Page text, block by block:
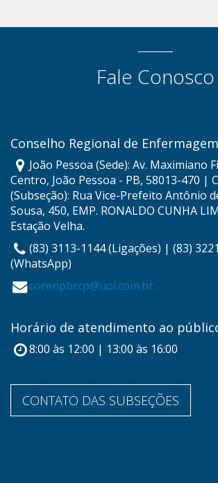
Fale Conosco
Conselho Regional de
João Pessoa (Sede): Av. Maximiano
Centro, João Pessoa - PB, 58013-470 |
(Subseção): Rua Vice-Prefeito Antônio
Sousa, 450, EMP. RONALDO CUNHA
Estação Velha.
(83) 3113-1144 (Ligações) | (83)
(WhatsApp)
corenpbrcp@uol.com.br
Horário de atendimento ao
8:00 às 12:00 | 13:00 às 16:00
CONTATO DAS SUBSEÇÕES